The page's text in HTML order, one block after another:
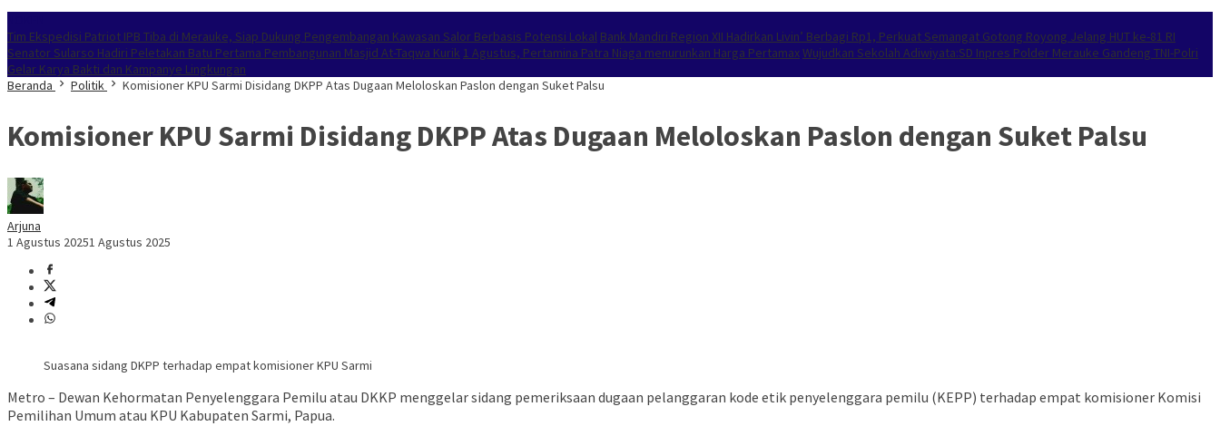
Tim Ekspedisi Patriot IPB Tiba di Merauke, Siap Dukung Pengembangan Kawasan Salor Berbasis Potensi Lokal Bank Mandiri Region XII Hadirkan Livin’ Berbagi Rp1, Perkuat Semangat Gotong Royong Jelang HUT ke-81 RI
Senator Sularso Hadiri Peletakan Batu Pertama Pembangunan Masjid At-Taqwa Kurik 1 Agustus, Pertamina Patra Niaga menurunkan Harga PertamaxWujudkan Sekolah Adiwiyata:SD Inpres Polder Merauke Gandeng TNI-Polri
Gelar Karya Bakti dan Kampanye Lingkungan
Beranda
Politik Komisioner KPU Sarmi Disidang DKPP Atas Dugaan Meloloskan Paslon dengan Suket Palsu
Komisioner KPU Sarmi Disidang DKPP Atas Dugaan Meloloskan Paslon dengan Suket Palsu
Arjuna
1 Agustus 20251 Agustus 2025
Suasana sidang DKPP terhadap empat komisioner KPU Sarmi
Metro – Dewan Kehormatan Penyelenggara Pemilu atau DKKP menggelar sidang pemeriksaan dugaan pelanggaran kode etik penyelenggara pemilu (KEPP) terhadap empat komisioner Komisi
Pemilihan Umum atau KPU Kabupaten Sarmi, Papua.